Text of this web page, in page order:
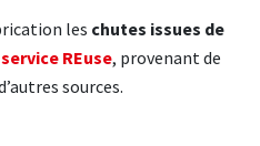
les chutes issues de
service REuse, provenant de
sources.